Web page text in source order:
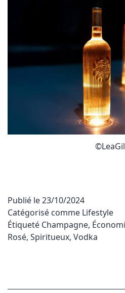
Publié le23/10/2024
Catégorisé comme Lifestyle
Étiqueté Champagne,
Rosé, Spiritueux, Vodka